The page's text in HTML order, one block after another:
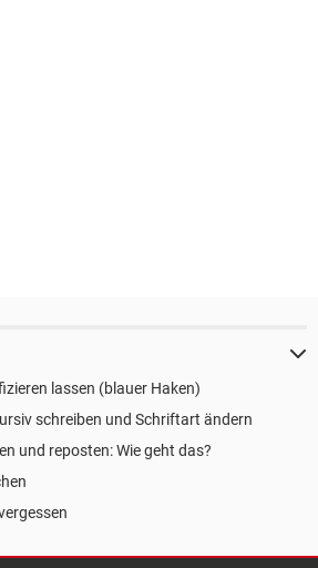
lassen (blauer Haken)
schreiben und Schriftart ändern
und reposten: Wie geht das?